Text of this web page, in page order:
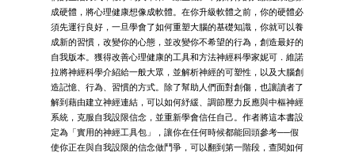
成硬體，將心理健康想像成軟體。在你升級軟體之前，你的硬體必
須先運行良好，一旦學會了如何重塑大腦的基礎知識，你就可以養
成新的習慣，改變你的心態，並改變你不希望的行為，創造最好的
自我版本。獲得改善心理健康的工具和方法神經科學家妮可．維諾
拉將神經科學介紹給一般大眾，並解析神經的可塑性，以及大腦創
造記憶、行為、習慣的方式。除了幫助人們面對創傷，也讓讀者了
解到藉由建立神經連結，可以如何紓緩、調節壓力反應與中樞神經
系統，克服自我設限信念，並重新學會信任自己。作者將這本書設
定為「實用的神經工具包」，讓你在任何時候都能回頭參考──假
使你正在與自我設限的信念做鬥爭，可以翻到第一階段，查閱如何